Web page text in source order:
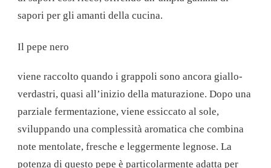
sapori per gli amanti della cucina.
Il pepe nero
viene raccolto quando i grappoli sono ancora giallo-
verdastri, quasi all’inizio della maturazione. Dopo una
parziale fermentazione, viene essiccato al sole,
sviluppando una complessità aromatica che combina
note mentolate, fresche e leggermente legnose. La
potenza di questo pepe è particolarmente adatta per